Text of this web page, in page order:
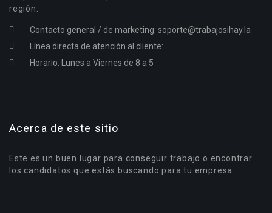
región.
Contacto general / de marketing: soporte@trabajosihay.la
Línea directa de atención al cliente:
Horario: Lunes a Viernes de 8 a 5
Acerca de este sitio
Este es un buen lugar para conseguir trabajo o encontrar
los candidatos que estás buscando para tu empresa.